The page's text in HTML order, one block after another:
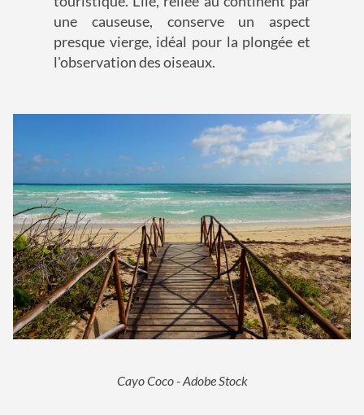
une causeuse, conserve un aspect
presque vierge, idéal pour la plongée et
l'observation des oiseaux.
Cayo Coco - Adobe Stock